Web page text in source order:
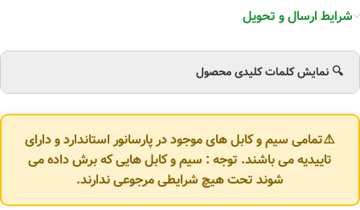
شرایط ارسال و تحویل
🔍 نمایش کلمات کلیدی محصول
⚠️تمامی سیم و کابل های موجود در پارسانور استاندارد و دارای
تاییدیه می باشند. توجه : سیم و کابل هایی که برش داده می
شوند تحت هیچ شرایطی مرجوعی ندارند.